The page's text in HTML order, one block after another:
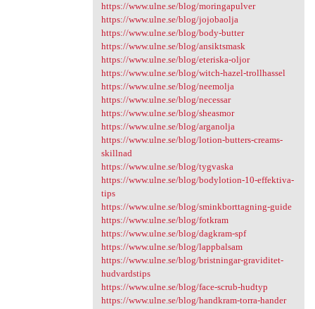
https://www.ulne.se/blog/moringapulver
https://www.ulne.se/blog/jojobaolja
https://www.ulne.se/blog/body-butter
https://www.ulne.se/blog/ansiktsmask
https://www.ulne.se/blog/eteriska-oljor
https://www.ulne.se/blog/witch-hazel-trollhassel
https://www.ulne.se/blog/neemolja
https://www.ulne.se/blog/necessar
https://www.ulne.se/blog/sheasmor
https://www.ulne.se/blog/arganolja
https://www.ulne.se/blog/lotion-butters-creams-
skillnad
https://www.ulne.se/blog/tygvaska
https://www.ulne.se/blog/bodylotion-10-effektiva-
tips
https://www.ulne.se/blog/sminkborttagning-guide
https://www.ulne.se/blog/fotkram
https://www.ulne.se/blog/dagkram-spf
https://www.ulne.se/blog/lappbalsam
https://www.ulne.se/blog/bristningar-graviditet-
hudvardstips
https://www.ulne.se/blog/face-scrub-hudtyp
https://www.ulne.se/blog/handkram-torra-hander